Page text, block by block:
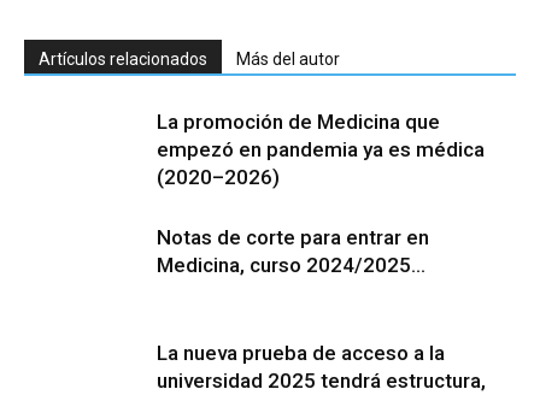
Artículos relacionados Más del autor
La promoción de Medicina que
empezó en pandemia ya es médica
(2020–2026)
Notas de corte para entrar en
Medicina, curso 2024/2025…
La nueva prueba de acceso a la
universidad 2025 tendrá estructura,